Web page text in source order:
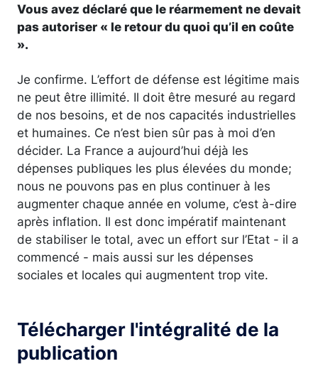
Vous avez déclaré que le réarmement ne devait
pas autoriser « le retour du quoi qu’il en coûte
».
Je confirme. L’effort de défense est légitime mais
ne peut être illimité. Il doit être mesuré au regard
de nos besoins, et de nos capacités industrielles
et humaines. Ce n’est bien sûr pas à moi d’en
décider. La France a aujourd’hui déjà les
dépenses publiques les plus élevées du monde;
nous ne pouvons pas en plus continuer à les
augmenter chaque année en volume, c’est à-dire
après inflation. Il est donc impératif maintenant
de stabiliser le total, avec un effort sur l’Etat - il a
commencé - mais aussi sur les dépenses
sociales et locales qui augmentent trop vite.
Télécharger l'intégralité de la
publication